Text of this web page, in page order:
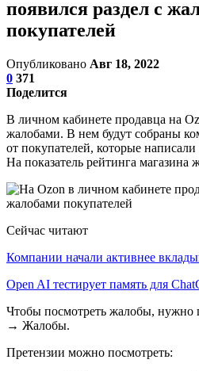
появился раздел с
покупателей
Опубликовано Авг 18, 2022
0 371
Поделится
В личном кабинете продавца на
жалобами. В нем будут собраны
от покупателей, которые
На показатель рейтинга магазина
Сейчас читают
Компании начали активнее
Open AI тестирует память для
Чтобы посмотреть жалобы, нужно
→ Жалобы.
Претензии можно посмотреть: